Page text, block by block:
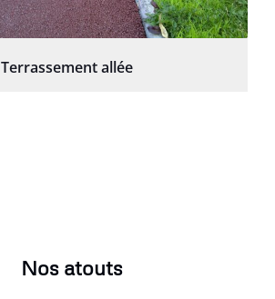
Terrassement allée
Nos atouts